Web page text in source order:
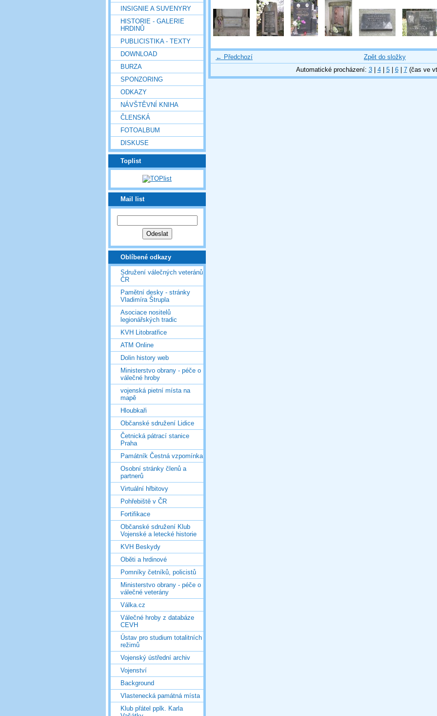
INSIGNIE A SUVENYRY
HISTORIE - GALERIE
HRDINŮ
PUBLICISTIKA - TEXTY
DOWNLOAD
BURZA
SPONZORING
ODKAZY
NÁVŠTĚVNÍ KNIHA
ČLENSKÁ
FOTOALBUM
DISKUSE
Toplist
Mail list
Oblíbené odkazy
Sdružení válečných veteránů
ČR
Pamětní desky - stránky
Vladimíra Štrupla
Asociace nositelů
legionářských tradic
KVH Litobratřice
ATM Online
Dolin history web
Ministerstvo obrany - péče o
válečné hroby
vojenská pietní místa na
mapě
Hloubkaři
Občanské sdružení Lidice
Četnická pátrací stanice
Praha
Památník Čestná vzpomínka
Osobní stránky členů a
partnerů
Virtuální hřbitovy
Pohřebiště v ČR
Fortifikace
Občanské sdružení Klub
Vojenské a letecké historie
KVH Beskydy
Oběti a hrdinové
Pomníky četníků, policistů
Ministerstvo obrany - péče o
válečné veterány
Válka.cz
Válečné hroby z databáze
CEVH
Ústav pro studium totalitních
režimů
Vojenský ústřední archiv
Vojenství
Background
Vlastenecká památná místa
Klub přátel pplk. Karla
← Předchozí
Zpět do složky
Automatické procházení: 3| 4| 5| 6| 7(čas ve